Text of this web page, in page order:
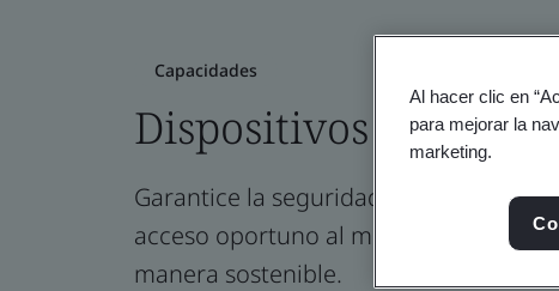
Capacidades
Dispositivos médicos
Garantice la seguridad del paciente al
acceso oportuno al mercado de la
manera sostenible.
Al hacer clic en
para mejorar la
marketing.